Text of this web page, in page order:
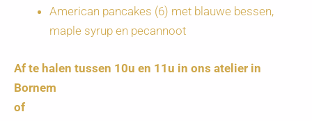
American pancakes (6) met blauwe bessen,
maple syrup en pecannoot
Af te halen tussen 10u en 11u in ons atelier in
Bornem
of